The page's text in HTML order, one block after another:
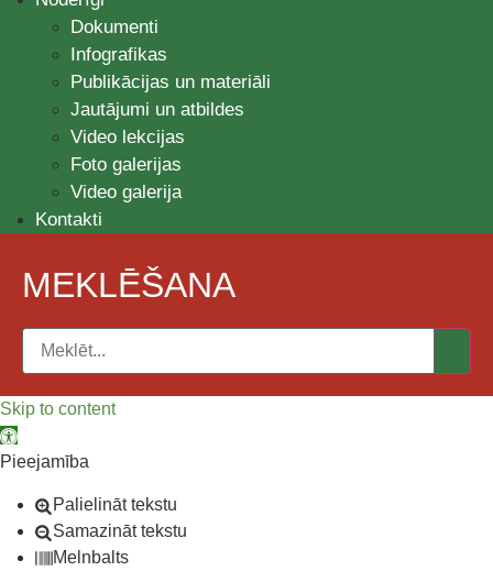
Dokumenti
Infografikas
Publikācijas un materiāli
Jautājumi un atbildes
Video lekcijas
Foto galerijas
Video galerija
Kontakti
MEKLĒŠANA
Skip to content
Open toolbar
Pieejamība
Palielināt tekstu
Samazināt tekstu
Melnbalts